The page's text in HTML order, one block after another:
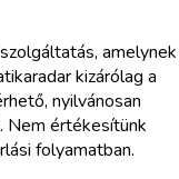
amelynek
kizárólag a
nyilvánosan
Nem értékesítünk
folyamatban.